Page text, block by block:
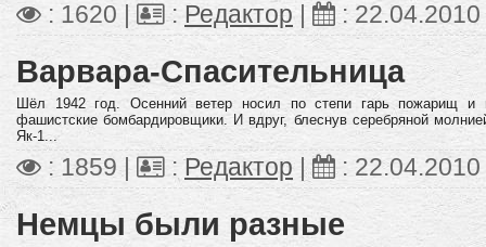
: 1620 | : Редактор| : 22.04.2010
Варвара-Спасительница
Шёл 1942 год. Осенний ветер носил по степи гарь пожарищ и
фашистские бомбардировщики. И вдруг, блеснув серебряной
Як-1...
: 1859 | :Редактор | : 22.04.2010
Немцы были разные